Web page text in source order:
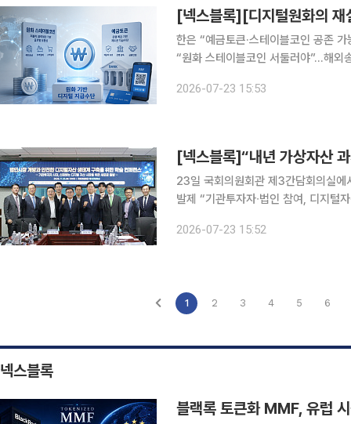
한은 “예금토큰·스테이블코인 공존
“원화 스테이블코인 서둘러야”…해외
고 있다. 한쪽에서는 달러 스테이블
2026-07-23 15:53
[넥스블록]“내년 가상자산
23일 국회의원회관 제3간담회의실에
발제 “기관투자자∙법인 참여, 디지털
께하는 시장으로 진화하고 있다. 법인
2026-07-23 15:52
1 2 3 4 5 6
넥스블록
블랙록 토큰화 MMF, 유럽 시